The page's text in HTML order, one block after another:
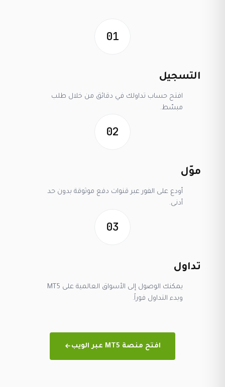
01
التسجيل
افتح حساب تداولك في دقائق من خلال طلب
مبسّط.
02
موّل
أودع على الفور عبر قنوات دفع موثوقة بدون حد
أدنى.
03
تداول
يمكنك الوصول إلى الأسواق العالمية على MT5
وبدء التداول فوراً.
افتح منصة MT5 عبر الويب